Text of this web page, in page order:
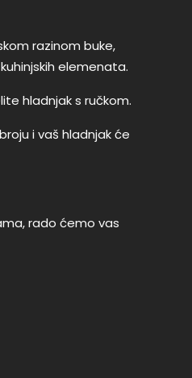
razinom buke,
elemenata.
hladnjak s ručkom.
i vaš hladnjak će
rado ćemo vas